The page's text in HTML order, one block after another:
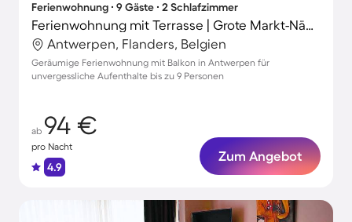
Ferienwohnung ∙ 9 Gäste ∙ 2 Schlafzimmer
Ferienwohnung mit Terrasse | Grote Markt-Nähe
Antwerpen, Flanders, Belgien
Geräumige Ferienwohnung mit Balkon in Antwerpen für
unvergessliche Aufenthalte bis zu 9 Personen
ab 94 €
pro Nacht
4.9
Zum Angebot